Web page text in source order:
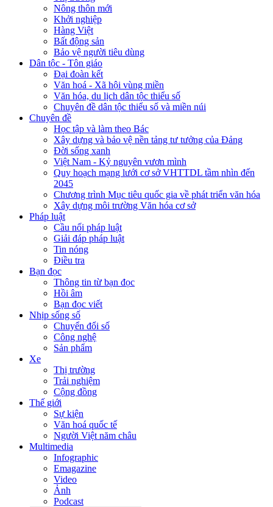
Nông thôn mới
Khởi nghiệp
Hàng Việt
Bất động sản
Bảo vệ người tiêu dùng
Dân tộc - Tôn giáo
Đại đoàn kết
Văn hoá - Xã hội vùng miền
Văn hóa, du lịch dân tộc thiểu số
Chuyên đề dân tộc thiểu số và miền núi
Chuyên đề
Học tập và làm theo Bác
Xây dựng và bảo vệ nền tảng tư tưởng của Đảng
Đời sống xanh
Việt Nam - Kỷ nguyên vươn mình
Quy hoạch mạng lưới cơ sở VHTTDL tầm nhìn đến
2045
Chương trình Mục tiêu quốc gia về phát triển văn hóa
Xây dựng môi trường Văn hóa cơ sở
Pháp luật
Cầu nối pháp luật
Giải đáp pháp luật
Tin nóng
Điều tra
Bạn đọc
Thông tin từ bạn đọc
Hồi âm
Bạn đọc viết
Nhịp sống số
Chuyển đổi số
Công nghệ
Sản phẩm
Xe
Thị trường
Trải nghiệm
Cộng đồng
Thế giới
Sự kiện
Văn hoá quốc tế
Người Việt năm châu
Multimedia
Infographic
Emagazine
Video
Ảnh
Podcast